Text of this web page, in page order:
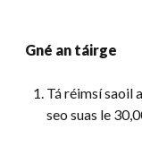
Gné an táirge
Tá réimsí saoil
seo suas le